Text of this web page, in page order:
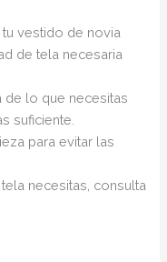
vestido de novia
de tela necesaria
de lo que necesitas
suficiente.
para evitar las
necesitas, consulta